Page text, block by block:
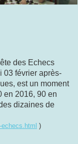
des Echecs
03 février après-
est un moment
en 2016, 90 en
dizaines de
)